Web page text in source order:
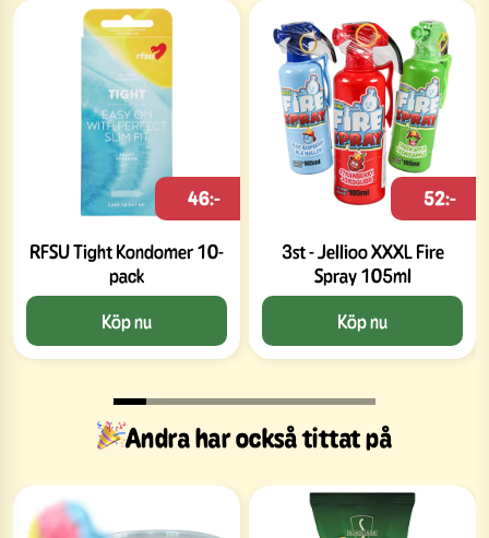
RFSU Tight Kondomer 10-
pack
46:-
Köp nu
3st - Jellioo XXXL Fire
Spray 105ml
52:-
Köp nu
Andra har också tittat på